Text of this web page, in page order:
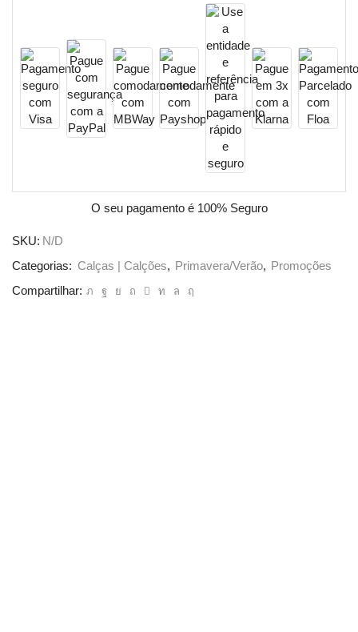
O seu pagamento é 100% Seguro
SKU: N/D
Categorias: Calças | Calções, Primavera/Verão, Promoções
Compartilhar: